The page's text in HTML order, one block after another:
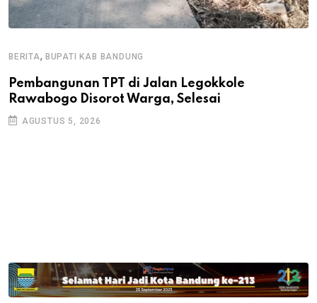
BERITA, BUPATI KAB BANDUNG
Pembangunan TPT di Jalan Legokkole
Rawabogo Disorot Warga, Selesai
AGUSTUS 5, 2026